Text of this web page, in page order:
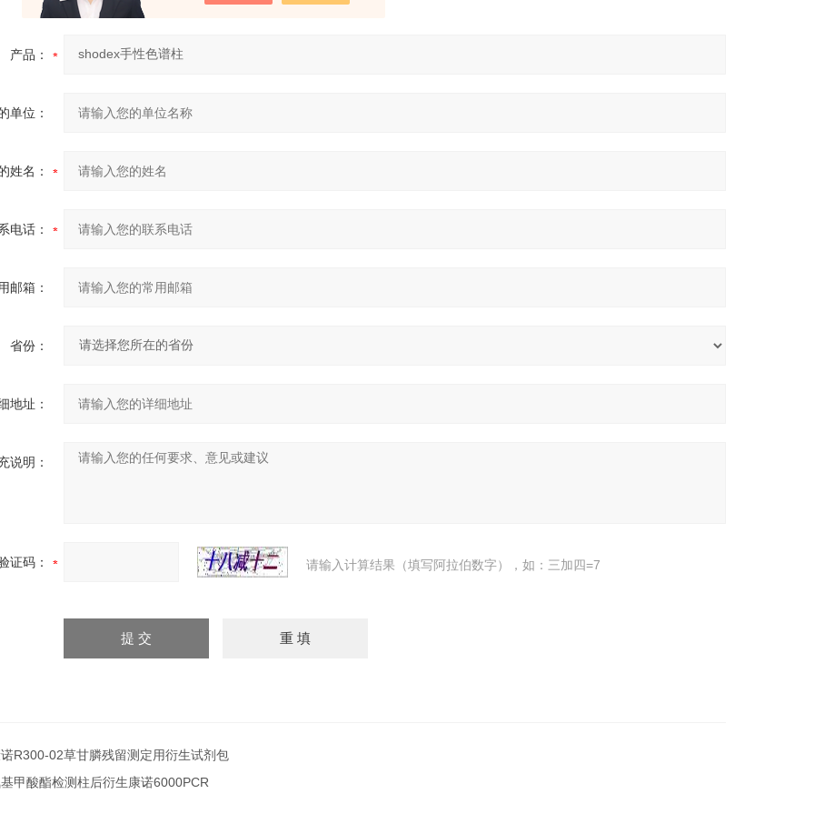
产品：
单位：
姓名：
电话：
邮箱：
省份：
地址：
说明：
证码： 请输入计算结果（填写阿拉伯数字），如：三加四=7
诺R300-02草甘膦残留测定用衍生试剂包
甲酸酯检测柱后衍生康诺6000PCR